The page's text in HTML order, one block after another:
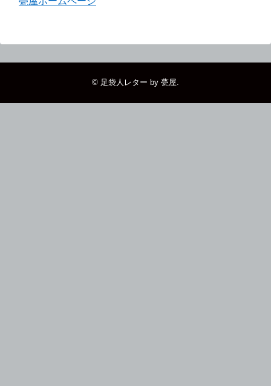
© 足袋人レター by 甍屋.